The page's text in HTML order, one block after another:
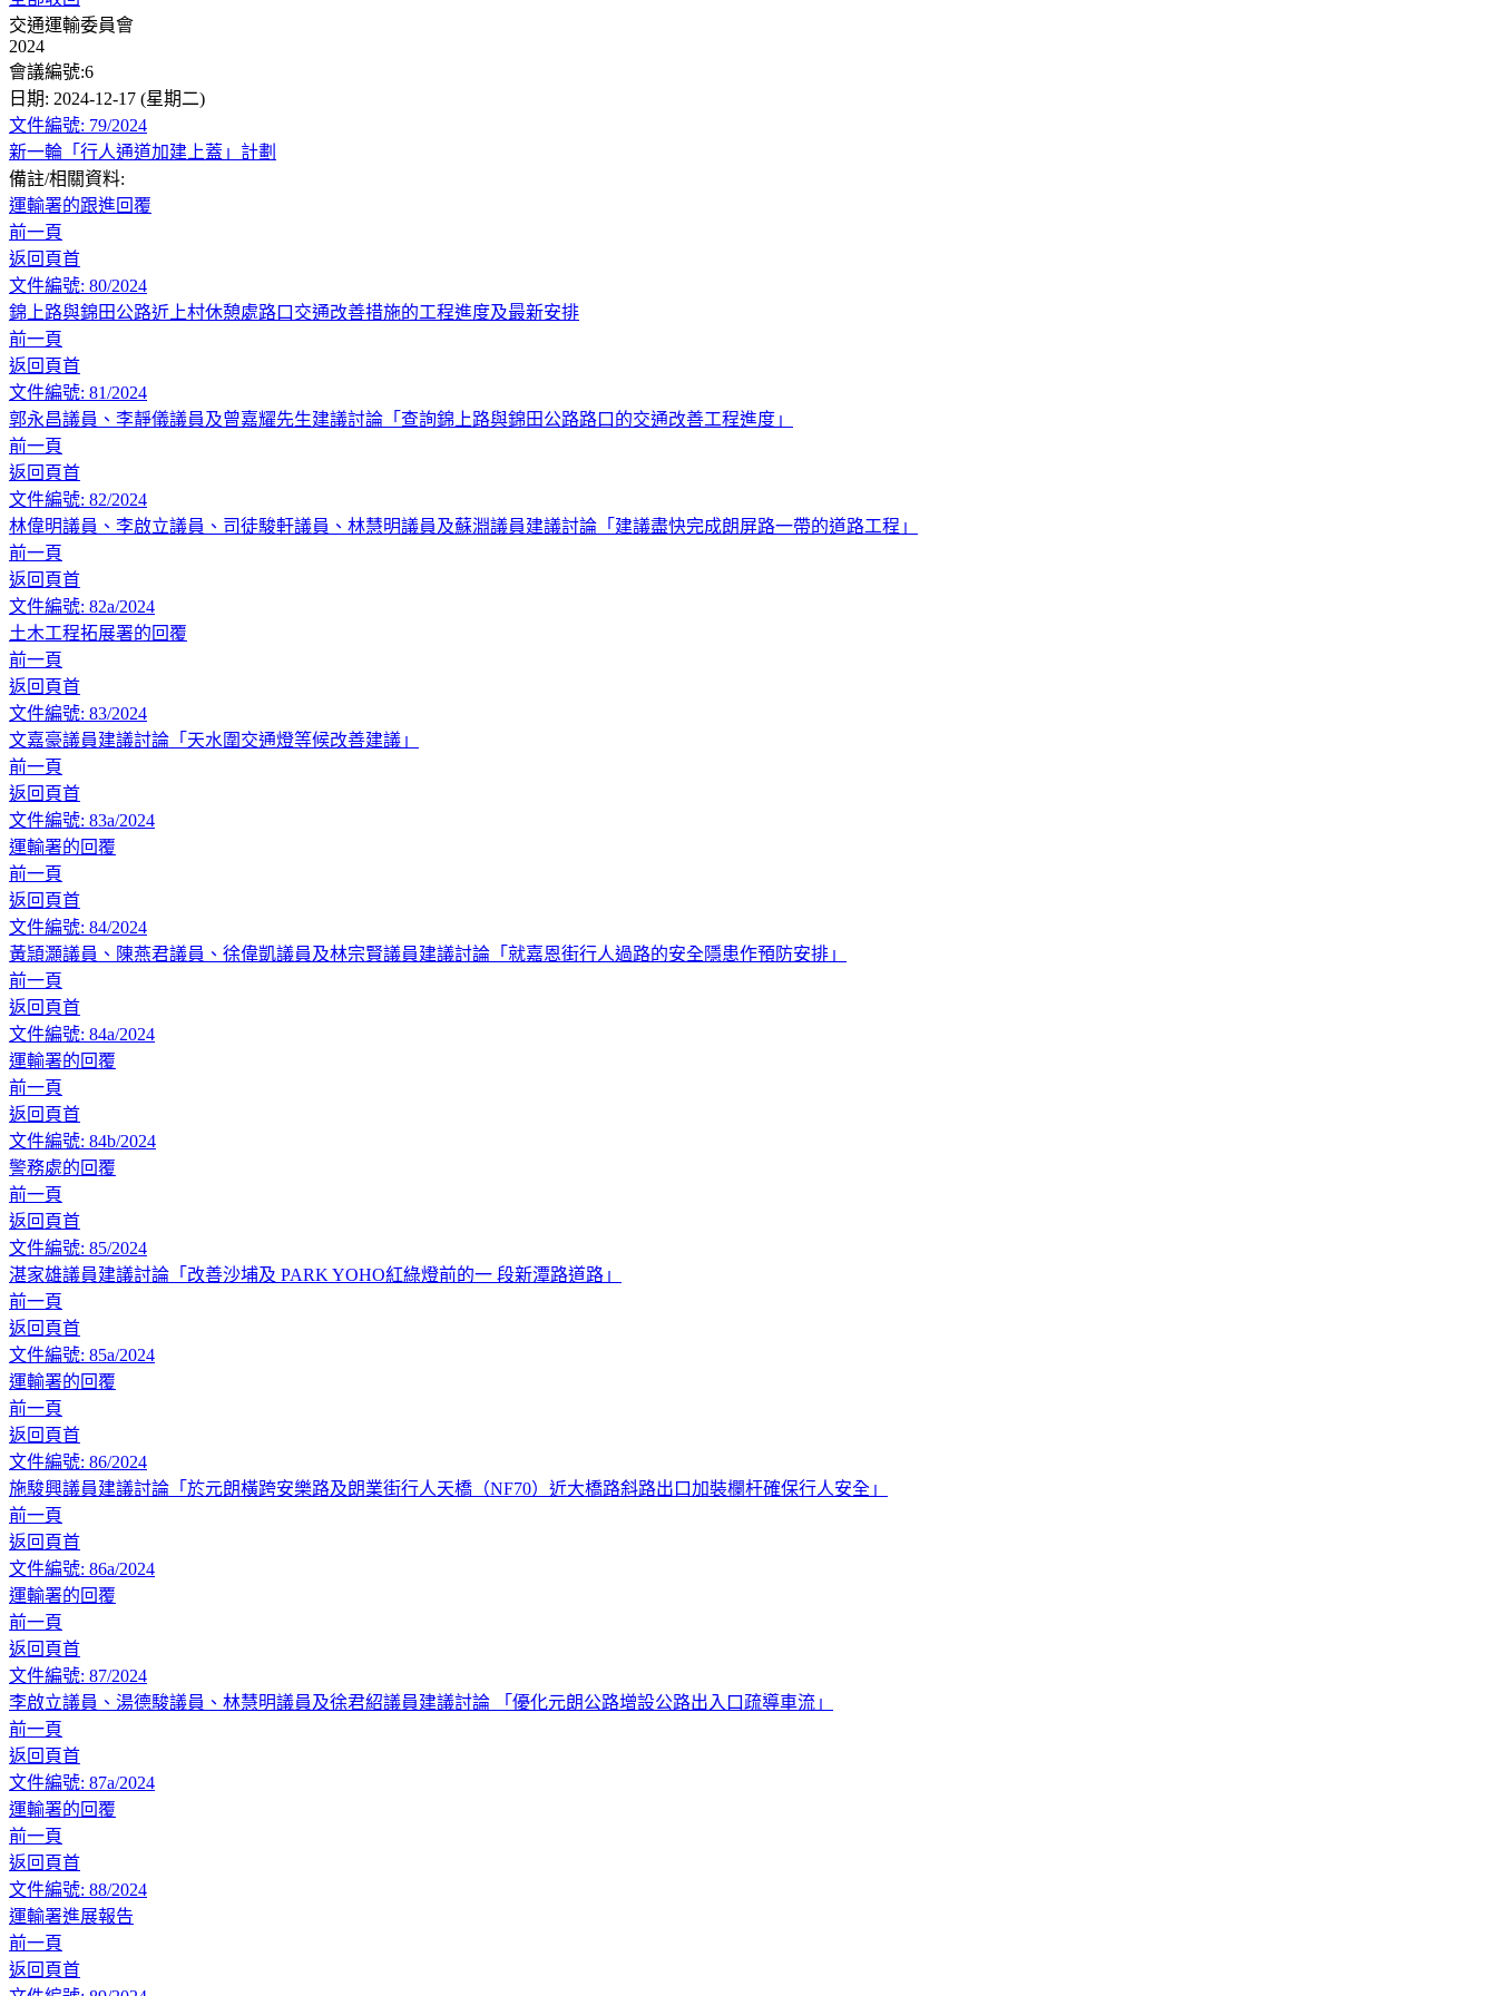
交通運輸委員會
2024
會議編號:6
日期: 2024-12-17 (星期二)
文件編號: 79/2024
新一輪「行人通道加建上蓋」計劃
備註/相關資料:
運輸署的跟進回覆
前一頁
返回頁首
文件編號: 80/2024
錦上路與錦田公路近上村休憩處路口交通改善措施的工程進度及最新安排
前一頁
返回頁首
文件編號: 81/2024
郭永昌議員、李靜儀議員及曾嘉耀先生建議討論「查詢錦上路與錦田公路路口的交通改善工程進度」
前一頁
返回頁首
文件編號: 82/2024
林偉明議員、李啟立議員、司徒駿軒議員、林慧明議員及蘇淵議員建議討論「建議盡快完成朗屏路一帶的道路工程」
前一頁
返回頁首
文件編號: 82a/2024
土木工程拓展署的回覆
前一頁
返回頁首
文件編號: 83/2024
文嘉豪議員建議討論「天水圍交通燈等候改善建議」
前一頁
返回頁首
文件編號: 83a/2024
運輸署的回覆
前一頁
返回頁首
文件編號: 84/2024
黃頴灝議員、陳燕君議員、徐偉凱議員及林宗賢議員建議討論「就嘉恩街行人過路的安全隱患作預防安排」
前一頁
返回頁首
文件編號: 84a/2024
運輸署的回覆
前一頁
返回頁首
文件編號: 84b/2024
警務處的回覆
前一頁
返回頁首
文件編號: 85/2024
湛家雄議員建議討論「改善沙埔及 PARK YOHO紅綠燈前的一 段新潭路道路」
前一頁
返回頁首
文件編號: 85a/2024
運輸署的回覆
前一頁
返回頁首
文件編號: 86/2024
施駿興議員建議討論「於元朗橫跨安樂路及朗業街行人天橋（NF70）近大橋路斜路出口加裝欄杆確保行人安全」
前一頁
返回頁首
文件編號: 86a/2024
運輸署的回覆
前一頁
返回頁首
文件編號: 87/2024
李啟立議員、湯德駿議員、林慧明議員及徐君紹議員建議討論 「優化元朗公路增設公路出入口疏導車流」
前一頁
返回頁首
文件編號: 87a/2024
運輸署的回覆
前一頁
返回頁首
文件編號: 88/2024
運輸署進展報告
前一頁
返回頁首